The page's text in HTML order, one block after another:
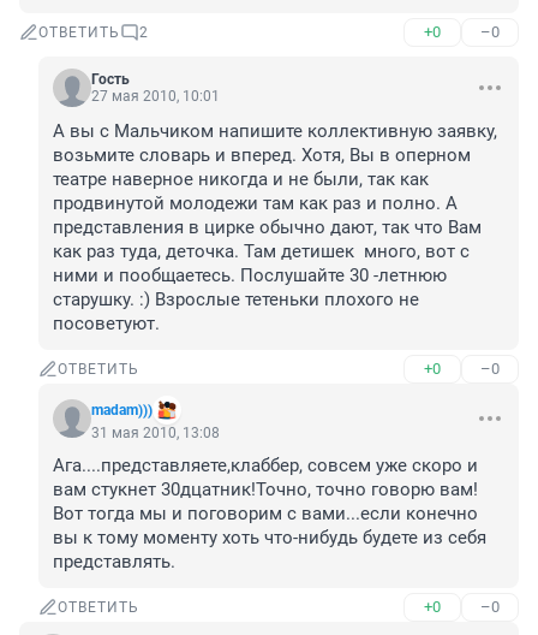
ОТВЕТИТЬ 2 +0 –0
Гость
27 мая 2010, 10:01
А вы с Мальчиком напишите коллективную заявку,
возьмите словарь и вперед. Хотя, Вы в оперном
театре наверное никогда и не были, так как
продвинутой молодежи там как раз и полно. А
представления в цирке обычно дают, так что Вам
как раз туда, деточка. Там детишек  много, вот с
ними и пообщаетесь. Послушайте 30 -летнюю
старушку. :) Взрослые тетеньки плохого не
посоветуют.
ОТВЕТИТЬ +0 –0
madam)))
31 мая 2010, 13:08
Ага....представляете,клаббер, совсем уже скоро и
вам стукнет 30дцатник!Точно, точно говорю вам!
Вот тогда мы и поговорим с вами...если конечно
вы к тому моменту хоть что-нибудь будете из себя
представлять.
ОТВЕТИТЬ +0 –0